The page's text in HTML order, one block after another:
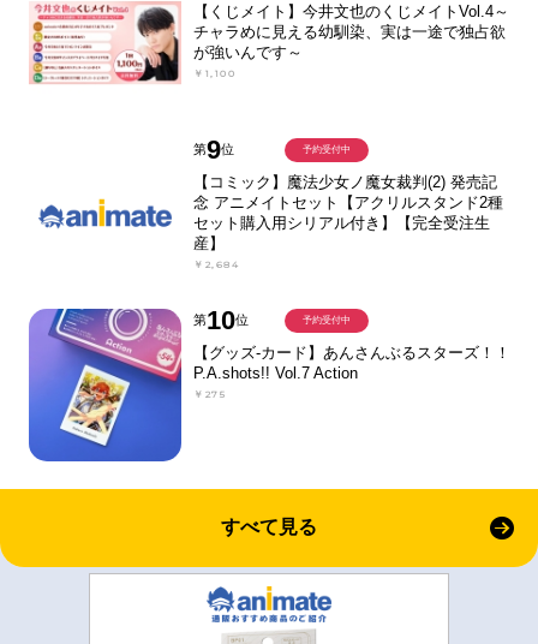
【くじメイト】今井文也のくじメイトVol.4～
チャラめに見える幼馴染、実は一途で独占欲
が強いんです～
￥1,100
第9位
【コミック】魔法少女ノ魔女裁判(2) 発売記
念 アニメイトセット【アクリルスタンド2種
セット購入用シリアル付き】【完全受注生
産】
￥2,684
予約受付中
第10位
【グッズ-カード】あんさんぶるスターズ！！
P.A.shots!! Vol.7 Action
￥275
予約受付中
すべて見る